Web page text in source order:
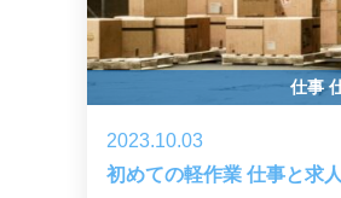
仕事
2023.10.03
初めての軽作業 仕事と求